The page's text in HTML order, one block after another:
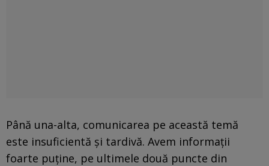
Până una-alta, comunicarea pe această temă
este insuficientă și tardivă. Avem informații
foarte puține, pe ultimele două puncte din